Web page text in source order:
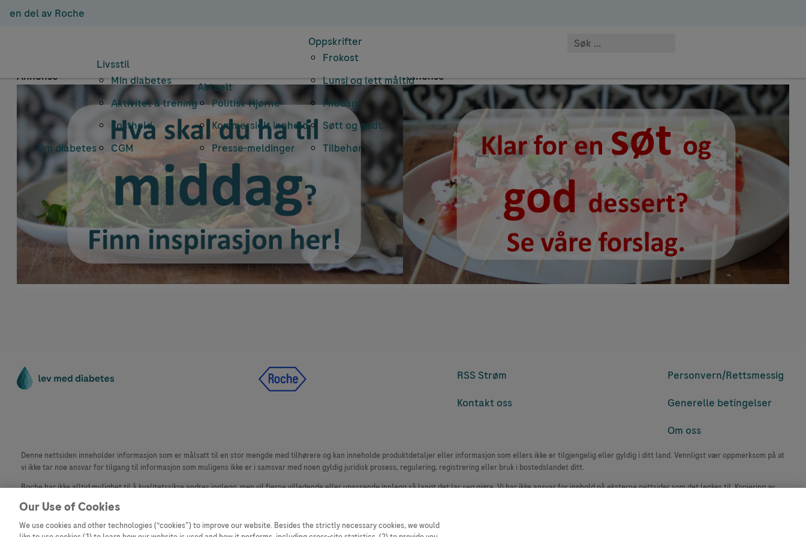
en del av Roche
Om diabetes
Livsstil
Min diabetes
Aktivitet & trening
Kosthold
CGM
Aktuelt
Politisk Hjørne
Kommersielt innhold
Presse-meldinger
Oppskrifter
Frokost
Lunsj og lett måltid
Middag
Søtt og godt
Tilbehør
Emnearkiv: tips og råd fra helsepersonell
Annonse Annonse
RSS Strøm
Kontakt oss
Personvern/Rettsmessig
Generelle betingelser
Om oss
Denne nettsiden inneholder informasjon som er målsatt til en stor mengde med tilhørere og kan inneholde produktdetaljer eller informasjon som ellers ikke er tilgjengelig eller gyldig i ditt land. Vennligst vær oppmerksom på at
vi ikke tar noe ansvar for tilgang til informasjon som muligens ikke er i samsvar med noen gyldig juridisk prosess, regulering, registrering eller bruk i bostedslandet ditt.
Roche har ikke alltid mulighet til å kvalitetssikre andres innlegg, men vil fjerne villedende eller upassende innlegg så langt det lar seg gjøre. Vi har ikke ansvar for innhold på eksterne nettsider som det lenkes til. Kopiering av
materiale fra dette nettstedet for bruk annet sted er ikke tillatt uten avtale. Nettstedet selger plass til annonsører, og slikt innhold er merket.
Our Use of Cookies
We use cookies and other technologies (“cookies”) to improve our website. Besides the strictly necessary cookies, we would